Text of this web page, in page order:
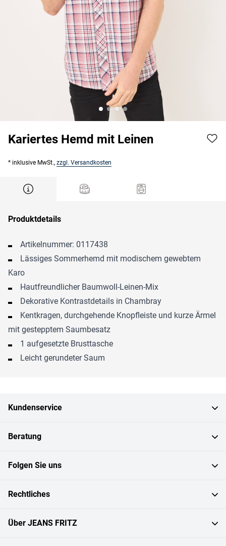
Kariertes Hemd mit Leinen
* inklusive MwSt., zzgl. Versandkosten
Produktdetails
Artikelnummer: 0117438
Lässiges Sommerhemd mit modischem gewebtem
Karo
Hautfreundlicher Baumwoll-Leinen-Mix
Dekorative Kontrastdetails in Chambray
Kentkragen, durchgehende Knopfleiste und kurze Ärmel
mit gestepptem Saumbesatz
1 aufgesetzte Brusttasche
Leicht gerundeter Saum
Kundenservice
Beratung
Folgen Sie uns
Rechtliches
Über JEANS FRITZ